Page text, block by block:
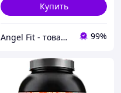
Купить
Angel Fit - товари для здоров'я, спорту та активного життя 99%